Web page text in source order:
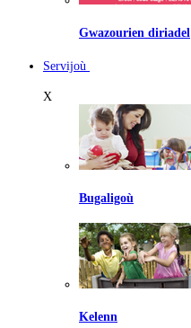
Gwazourien diriadel
Servijoù
X
Bugaligoù
Kelenn